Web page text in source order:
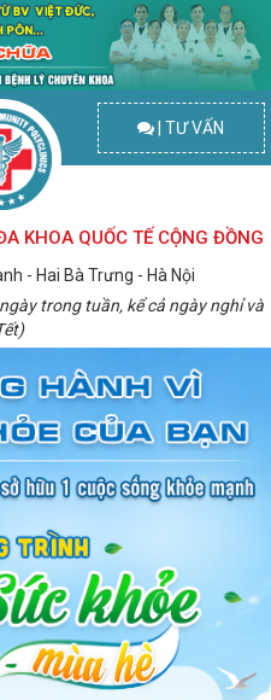
| TƯ VẤN
KHOA QUỐC TẾ CỘNG ĐỒNG
- Hai Bà Trưng - Hà Nội
trong tuần, kể cả ngày nghỉ và